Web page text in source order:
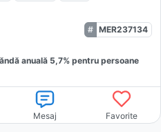
MER237134
anuală 5,7% pentru persoane
Mesaj Favorite